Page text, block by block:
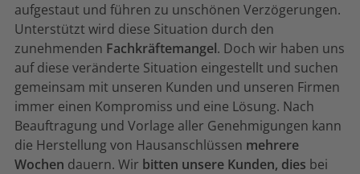
aufgestaut und führen zu unschönen Verzögerungen.
Unterstützt wird diese Situation durch den
zunehmenden Fachkräftemangel. Doch wir haben uns
auf diese veränderte Situation eingestellt und suchen
gemeinsam mit unseren Kunden und unseren Firmen
immer einen Kompromiss und eine Lösung. Nach
Beauftragung und Vorlage aller Genehmigungen kann
die Herstellung von Hausanschlüssen mehrere
Wochen dauern. Wir bitten unsere Kunden, dies bei